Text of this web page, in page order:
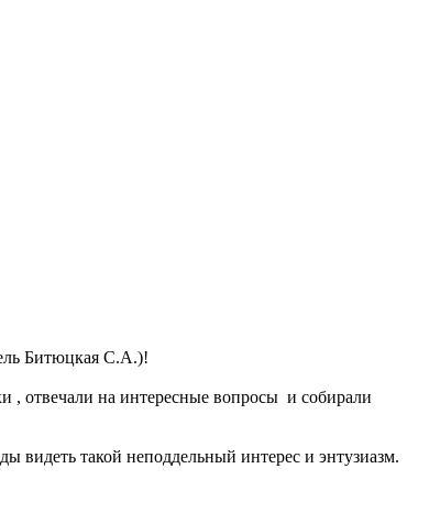
Битюцкая С.А.)!
, отвечали на интересные вопросы и собирали
видеть такой неподдельный интерес и энтузиазм.